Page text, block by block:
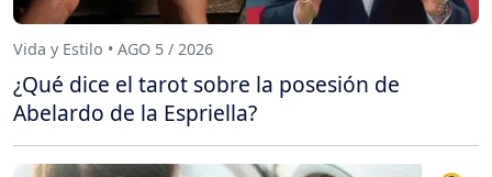
Vida y Estilo • AGO 5 / 2026
¿Qué dice el tarot sobre la posesión de
Abelardo de la Espriella?